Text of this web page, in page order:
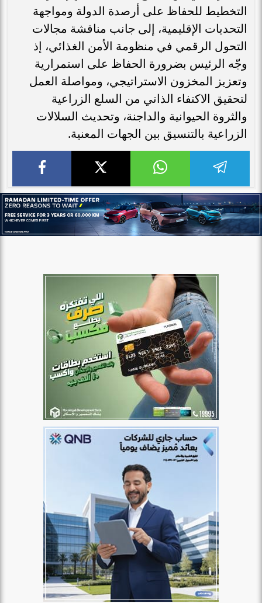
التخطيط للحفاظ على أرصدة الدولة ومواجهة
التحديات الإقليمية، إلى جانب مناقشة مجالات
التحول الرقمي في منظومة الأمن الغذائي، إذ
وجّه الرئيس بضرورة الحفاظ على استمرارية
وتعزيز المخزون الاستراتيجي، ومواصلة العمل
لتحقيق الاكتفاء الذاتي من السلع الزراعية
والثروة الحيوانية والداجنة، وتحديث السلالات
الزراعية بالتنسيق بين الجهات المعنية.